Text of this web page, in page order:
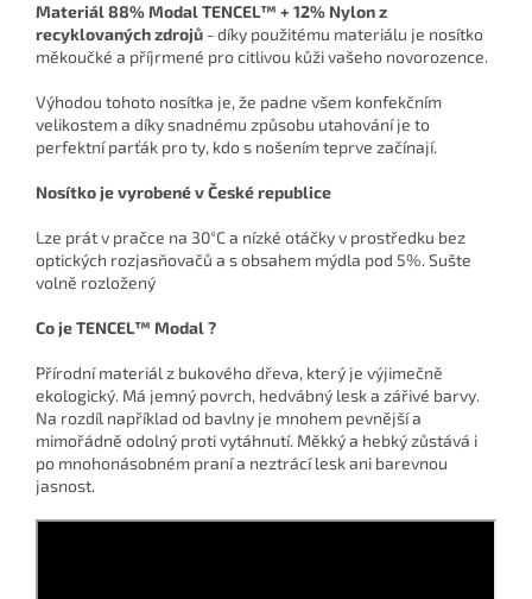
Materiál 88% Modal TENCEL™ + 12% Nylon z
recyklovaných zdrojů - díky použitému materiálu je nosítko
měkoučké a příjrmené pro citlivou kůži vašeho novorozence.
Výhodou tohoto nosítka je, že padne všem konfekčním
velikostem a díky snadnému způsobu utahování je to
perfektní parťák pro ty, kdo s nošením teprve začínají.
Nosítko je vyrobené v České republice
Lze prát v pračce na 30°C a nízké otáčky v prostředku bez
optických rozjasňovačů a s obsahem mýdla pod 5%. Sušte
volně rozložený
Co je TENCEL™ Modal ?
Přírodní materiál z bukového dřeva, který je výjimečně
ekologický. Má jemný povrch, hedvábný lesk a zářivé barvy.
Na rozdíl například od bavlny je mnohem pevnější a
mimořádně odolný proti vytáhnutí. Měkký a hebký zůstává i
po mnohonásobném praní a neztrácí lesk ani barevnou
jasnost.